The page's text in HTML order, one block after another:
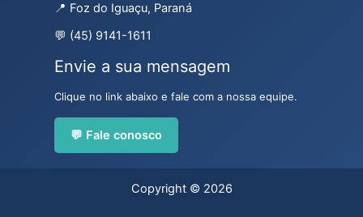
📍 Foz do Iguaçu, Paraná
💬 (45) 9141-1611
Envie a sua mensagem
Clique no link abaixo e fale com a nossa equipe.
💬 Fale conosco
Copyright © 2026